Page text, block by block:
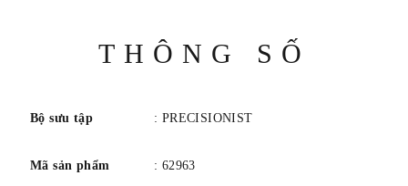
Độ rộng băng tần
bảng màu
Đen
bezel vật chất
Thép không gỉ
Lịch Ngày
THÔNG SỐ
Bộ sưu tập : PRECISIONIST
Mã sản phẩm : 62963